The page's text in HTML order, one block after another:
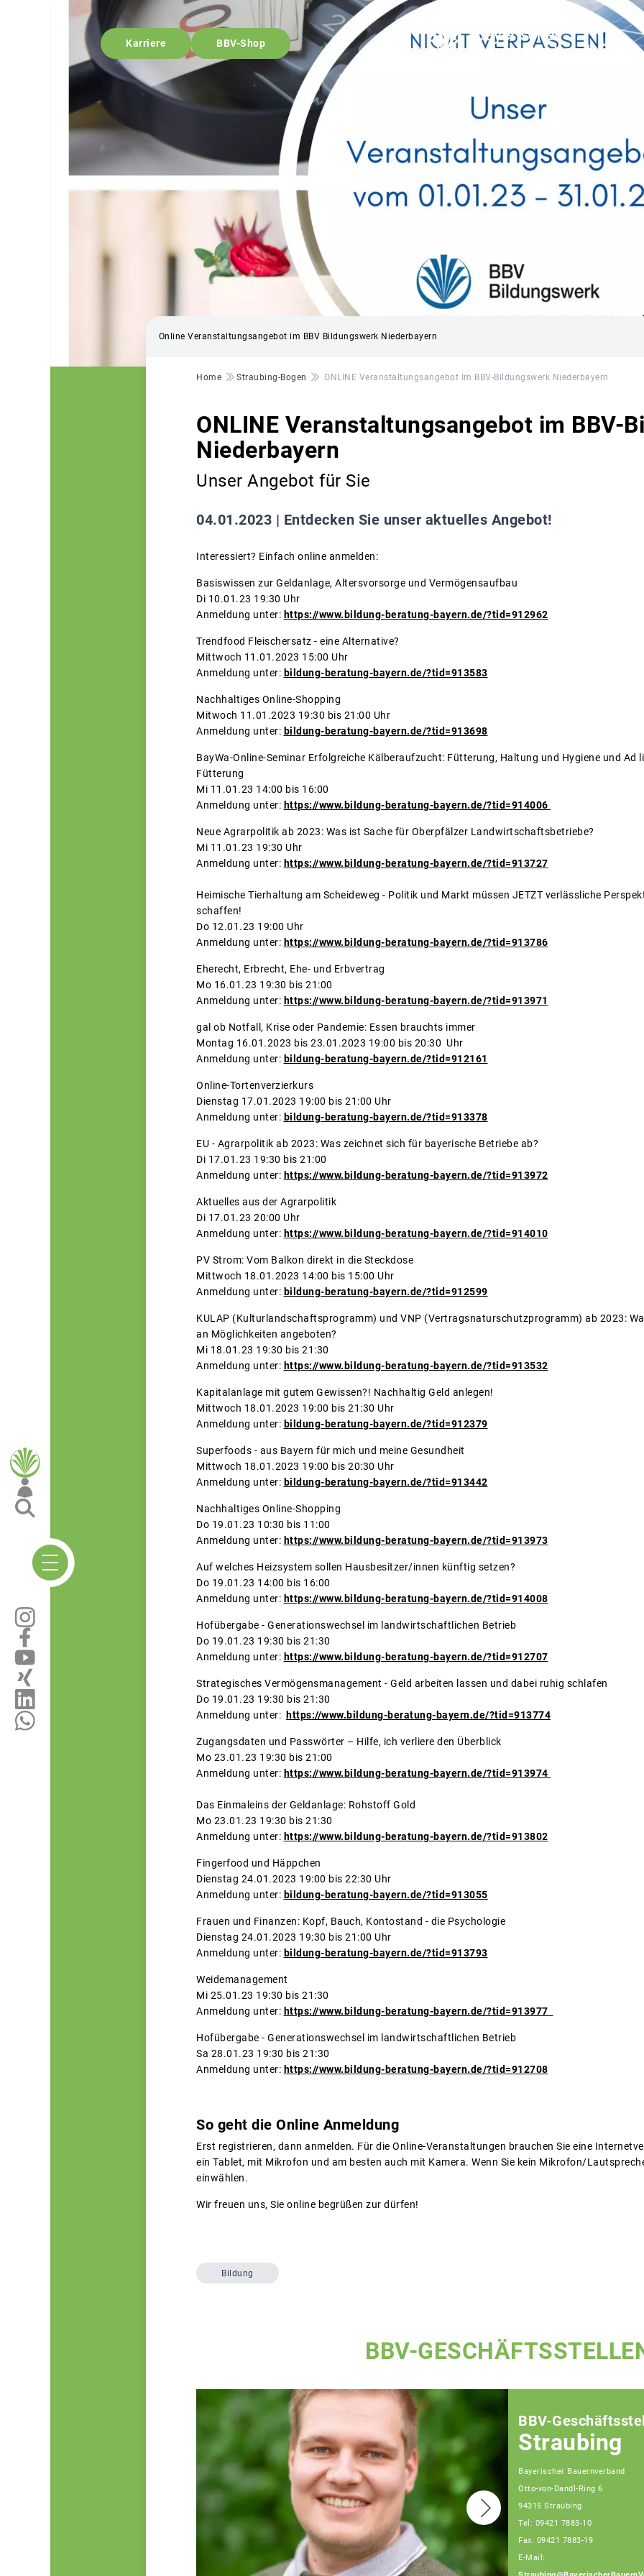
Karriere BBV-Shop
Online Veranstaltungsangebot im BBV Bildungswerk Niederbayern
Pfadnavigation
Home Straubing-Bogen ONLINE Veranstaltungsangebot Im BBV-Bildungswerk Niederbayern
ONLINE Veranstaltungsangebot im BBV-
Niederbayern
Unser Angebot für Sie
04.01.2023 | Entdecken Sie unser aktuelles Angebot!
Interessiert? Einfach online anmelden:
Basiswissen zur Geldanlage, Altersvorsorge und Vermögensaufbau
Di 10.01.23 19:30 Uhr
Anmeldung unter: https://www.bildung-beratung-bayern.de/?tid=912962
Trendfood Fleischersatz - eine Alternative?
Mittwoch 11.01.2023 15:00 Uhr
Anmeldung unter: bildung-beratung-bayern.de/?tid=913583
Nachhaltiges Online-Shopping
Mitwoch 11.01.2023 19:30 bis 21:00 Uhr
Anmeldung unter: bildung-beratung-bayern.de/?tid=913698
BayWa-Online-Seminar Erfolgreiche Kälberaufzucht: Fütterung, Haltung und Hygiene und Ad
Fütterung
Mi 11.01.23 14:00 bis 16:00
Anmeldung unter: https://www.bildung-beratung-bayern.de/?tid=914006
Neue Agrarpolitik ab 2023: Was ist Sache für Oberpfälzer Landwirtschaftsbetriebe?
Mi 11.01.23 19:30 Uhr
Anmeldung unter: https://www.bildung-beratung-bayern.de/?tid=913727
Heimische Tierhaltung am Scheideweg - Politik und Markt müssen JETZT verlässliche
schaffen!
Do 12.01.23 19:00 Uhr
Anmeldung unter: https://www.bildung-beratung-bayern.de/?tid=913786
Eherecht, Erbrecht, Ehe- und Erbvertrag
Mo 16.01.23 19:30 bis 21:00
Anmeldung unter: https://www.bildung-beratung-bayern.de/?tid=913971
gal ob Notfall, Krise oder Pandemie: Essen brauchts immer
Montag 16.01.2023 bis 23.01.2023 19:00 bis 20:30 Uhr
Anmeldung unter: bildung-beratung-bayern.de/?tid=912161
Online-Tortenverzierkurs
Dienstag 17.01.2023 19:00 bis 21:00 Uhr
Anmeldung unter: bildung-beratung-bayern.de/?tid=913378
EU - Agrarpolitik ab 2023: Was zeichnet sich für bayerische Betriebe ab?
Di 17.01.23 19:30 bis 21:00
Anmeldung unter: https://www.bildung-beratung-bayern.de/?tid=913972
Aktuelles aus der Agrarpolitik
Di 17.01.23 20:00 Uhr
Anmeldung unter: https://www.bildung-beratung-bayern.de/?tid=914010
PV Strom: Vom Balkon direkt in die Steckdose
Mittwoch 18.01.2023 14:00 bis 15:00 Uhr
Anmeldung unter: bildung-beratung-bayern.de/?tid=912599
KULAP (Kulturlandschaftsprogramm) und VNP (Vertragsnaturschutzprogramm) ab 2023:
an Möglichkeiten angeboten?
Mi 18.01.23 19:30 bis 21:30
Anmeldung unter: https://www.bildung-beratung-bayern.de/?tid=913532
Kapitalanlage mit gutem Gewissen?! Nachhaltig Geld anlegen!
Mittwoch 18.01.2023 19:00 bis 21:30 Uhr
Anmeldung unter: bildung-beratung-bayern.de/?tid=912379
Superfoods - aus Bayern für mich und meine Gesundheit
Mittwoch 18.01.2023 19:00 bis 20:30 Uhr
Anmeldung unter: bildung-beratung-bayern.de/?tid=913442
Nachhaltiges Online-Shopping
Do 19.01.23 10:30 bis 11:00
Anmeldung unter: https://www.bildung-beratung-bayern.de/?tid=913973
Auf welches Heizsystem sollen Hausbesitzer/innen künftig setzen?
Do 19.01.23 14:00 bis 16:00
Anmeldung unter: https://www.bildung-beratung-bayern.de/?tid=914008
Hofübergabe - Generationswechsel im landwirtschaftlichen Betrieb
Do 19.01.23 19:30 bis 21:30
Anmeldung unter: https://www.bildung-beratung-bayern.de/?tid=912707
Strategisches Vermögensmanagement - Geld arbeiten lassen und dabei ruhig schlafen
Do 19.01.23 19:30 bis 21:30
Anmeldung unter: https://www.bildung-beratung-bayern.de/?tid=913774
Zugangsdaten und Passwörter – Hilfe, ich verliere den Überblick
Mo 23.01.23 19:30 bis 21:00
Anmeldung unter: https://www.bildung-beratung-bayern.de/?tid=913974
Das Einmaleins der Geldanlage: Rohstoff Gold
Mo 23.01.23 19:30 bis 21:30
Anmeldung unter: https://www.bildung-beratung-bayern.de/?tid=913802
Fingerfood und Häppchen
Dienstag 24.01.2023 19:00 bis 22:30 Uhr
Anmeldung unter: bildung-beratung-bayern.de/?tid=913055
Frauen und Finanzen: Kopf, Bauch, Kontostand - die Psychologie
Dienstag 24.01.2023 19:30 bis 21:00 Uhr
Anmeldung unter: bildung-beratung-bayern.de/?tid=913793
Weidemanagement
Mi 25.01.23 19:30 bis 21:30
Anmeldung unter: https://www.bildung-beratung-bayern.de/?tid=913977
Hofübergabe - Generationswechsel im landwirtschaftlichen Betrieb
Sa 28.01.23 19:30 bis 21:30
Anmeldung unter: https://www.bildung-beratung-bayern.de/?tid=912708
So geht die Online Anmeldung
Erst registrieren, dann anmelden. Für die Online-Veranstaltungen brauchen Sie eine
ein Tablet, mit Mikrofon und am besten auch mit Kamera. Wenn Sie kein Mikrofon/
einwählen.
Wir freuen uns, Sie online begrüßen zur dürfen!
Bildung
BBV-
BBV-
Straubing
Bayerischer Bauernverband
Otto-von-Dandl-Ring 6
94315 Straubing
Tel: 09421 7883-10
Fax: 09421 7883-19
E-Mail: